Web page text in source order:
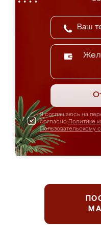
Я соглашаюсь на
согласно Политике
Пользовательскому